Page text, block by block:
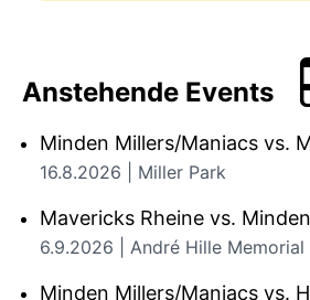
Anstehende Events
Minden Millers/Maniacs vs.
16.8.2026 | Miller Park
Mavericks Rheine vs.
6.9.2026 | André Hille Memorial
Minden Millers/Maniacs vs.